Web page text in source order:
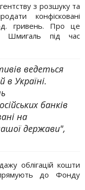
з розшуку та
конфісковані
гривень. Про це
Шмигаль під час
ведеться
в Україні.
банків
на
держави",
облігацій кошти
до Фонду